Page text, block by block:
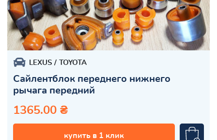
LEXUS TOYOTA
Сайлентблок переднего нижнего
рычага передний
1365.00 ₴
купить в 1 клик